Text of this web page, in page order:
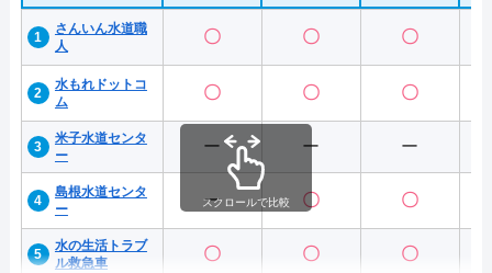
さんいん水道職
人
〇 〇 〇
水もれドットコ
ム
〇 〇 〇
米子水道センタ
ー
ー ー ー
島根水道センタ
ー
ー 〇 〇
水の生活トラブ
ル救急車
〇 〇 〇
スクロールで比較